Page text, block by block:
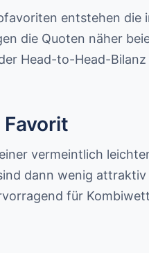
entstehen
die Quoten näher
Head-to-Head-
vermeintlich
dann wenig
für